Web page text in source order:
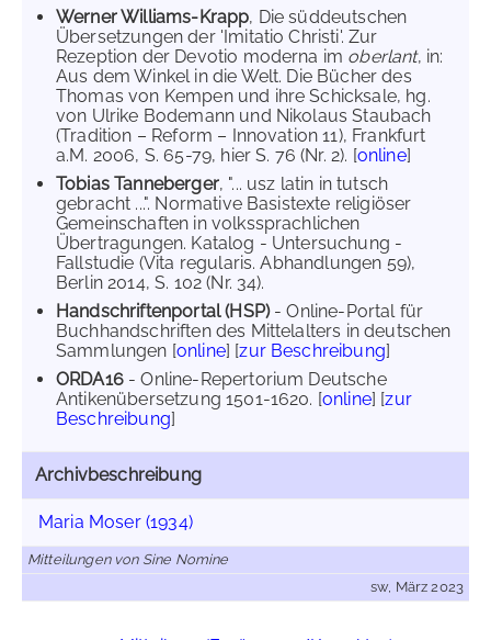
Werner Williams-Krapp, Die süddeutschen
Übersetzungen der 'Imitatio Christi'. Zur
Rezeption der Devotio moderna im oberlant, in:
Aus dem Winkel in die Welt. Die Bücher des
Thomas von Kempen und ihre Schicksale, hg.
von Ulrike Bodemann und Nikolaus Staubach
(Tradition – Reform – Innovation 11), Frankfurt
a.M. 2006, S. 65-79, hier S. 76 (Nr. 2). [online]
Tobias Tanneberger, "... usz latin in tutsch
gebracht ...". Normative Basistexte religiöser
Gemeinschaften in volkssprachlichen
Übertragungen. Katalog - Untersuchung -
Fallstudie (Vita regularis. Abhandlungen 59),
Berlin 2014, S. 102 (Nr. 34).
Handschriftenportal (HSP)- Online-Portal für
Buchhandschriften des Mittelalters in deutschen
Sammlungen [online] [zur Beschreibung]
ORDA16- Online-Repertorium Deutsche
Antikenübersetzung 1501-1620. [online] [zur
Beschreibung]
Archivbeschreibung
Maria Moser (1934)
Mitteilungen von Sine Nomine
sw, März 2023